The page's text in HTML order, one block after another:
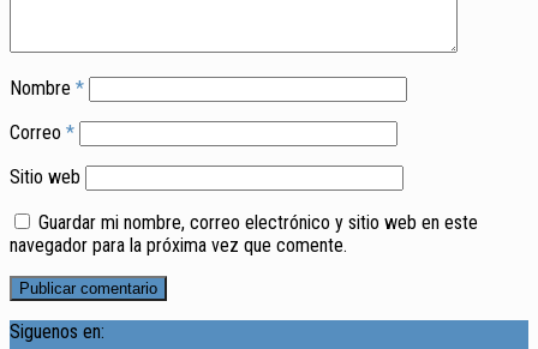
Nombre *
Correo *
Sitio web
Guardar mi nombre, correo electrónico y sitio web en este
navegador para la próxima vez que comente.
Siguenos en: